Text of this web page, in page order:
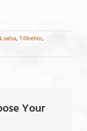
salsa, Tillbehör,
Your